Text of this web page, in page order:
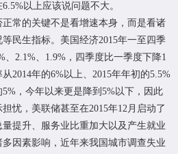
以上应该说问题不大。
常的关键不是看增速本身，而是看诸
民生指标。美国经济2015年一至四季
、2.1%、1.9%，四季度比一季度下降1
2014年的6%以上、2015年年初的5.5%
，今年以来更是降到5%以下，因此
忧，美联储甚至在2015年12月启动了
提升、服务业比重加大以及产生就业
因素影响，近年来我国城市调查失业